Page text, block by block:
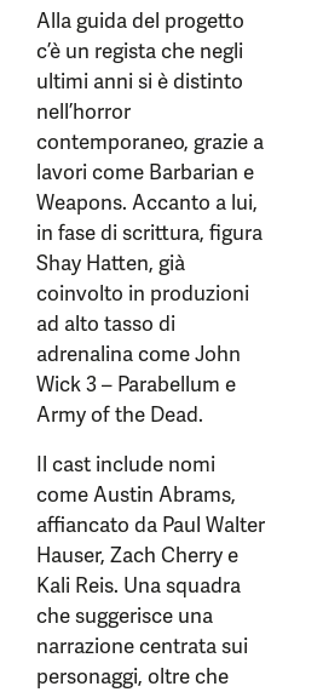
Alla guida del progetto
c’è un regista che negli
ultimi anni si è distinto
nell’horror
contemporaneo, grazie a
lavori come Barbarian e
Weapons. Accanto a lui,
in fase di scrittura, figura
Shay Hatten, già
coinvolto in produzioni
ad alto tasso di
adrenalina come John
Wick 3 – Parabellum e
Army of the Dead.
Il cast include nomi
come Austin Abrams,
affiancato da Paul Walter
Hauser, Zach Cherry e
Kali Reis. Una squadra
che suggerisce una
narrazione centrata sui
personaggi, oltre che